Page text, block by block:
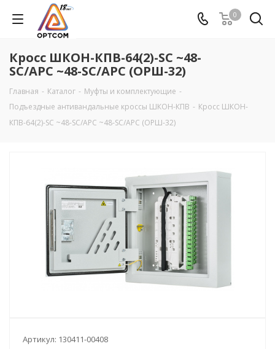
0
Кросс ШКОН-КПВ-64(2)-SC ~48-
SC/APC ~48-SC/APC (ОРШ-32)
Главная - Каталог - Муфты и комплектующие -
Подъездные антивандальные кроссы ШКОН-КПВ - Кросс ШКОН-
КПВ-64(2)-SC ~48-SC/APC ~48-SC/APC (ОРШ-32)
Артикул: 130411-00408